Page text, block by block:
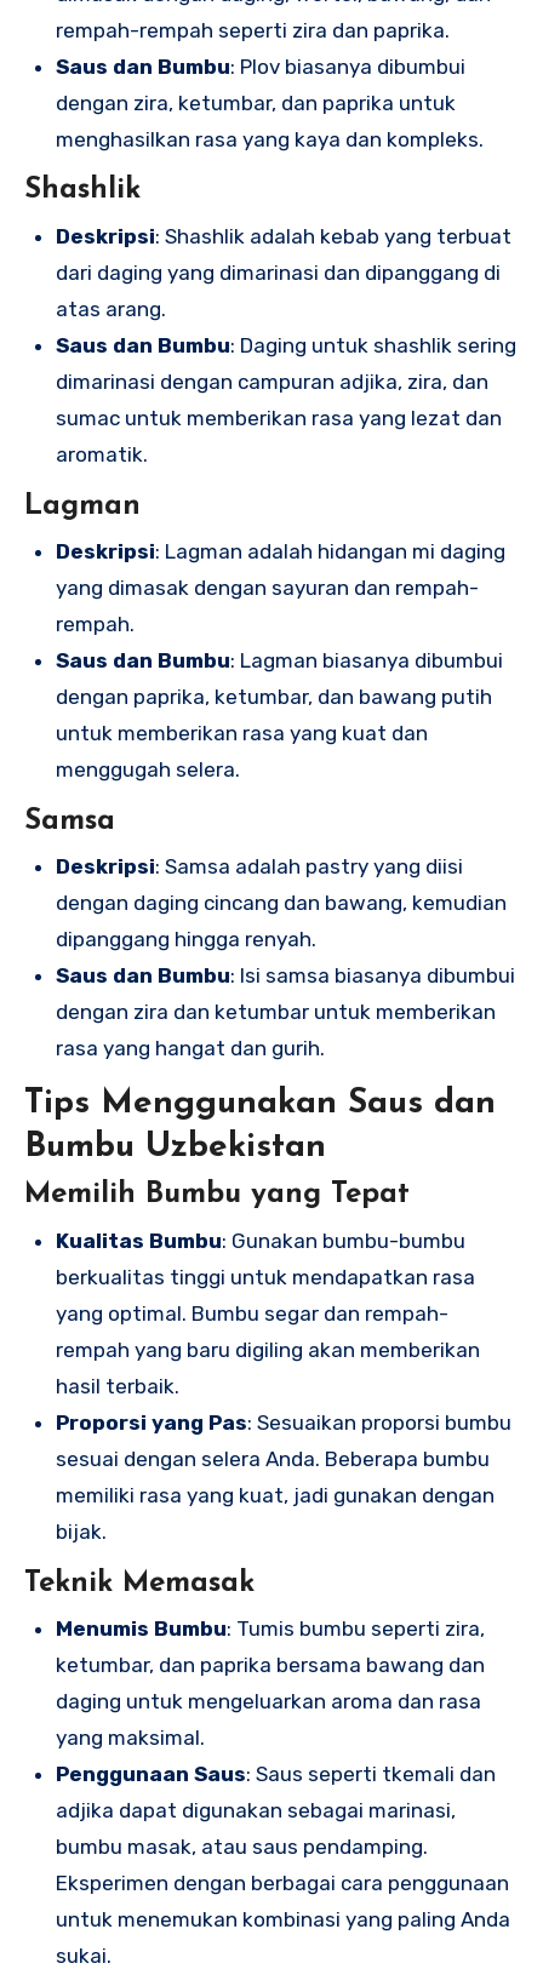
rempah-rempah seperti zira dan paprika.
Saus dan Bumbu: Plov biasanya dibumbui
dengan zira, ketumbar, dan paprika untuk
menghasilkan rasa yang kaya dan kompleks.
Shashlik
Deskripsi: Shashlik adalah kebab yang terbuat
dari daging yang dimarinasi dan dipanggang di
atas arang.
Saus dan Bumbu: Daging untuk shashlik sering
dimarinasi dengan campuran adjika, zira, dan
sumac untuk memberikan rasa yang lezat dan
aromatik.
Lagman
Deskripsi: Lagman adalah hidangan mi daging
yang dimasak dengan sayuran dan rempah-
rempah.
Saus dan Bumbu: Lagman biasanya dibumbui
dengan paprika, ketumbar, dan bawang putih
untuk memberikan rasa yang kuat dan
menggugah selera.
Samsa
Deskripsi: Samsa adalah pastry yang diisi
dengan daging cincang dan bawang, kemudian
dipanggang hingga renyah.
Saus dan Bumbu: Isi samsa biasanya dibumbui
dengan zira dan ketumbar untuk memberikan
rasa yang hangat dan gurih.
Tips Menggunakan Saus dan
Bumbu Uzbekistan
Memilih Bumbu yang Tepat
Kualitas Bumbu: Gunakan bumbu-bumbu
berkualitas tinggi untuk mendapatkan rasa
yang optimal. Bumbu segar dan rempah-
rempah yang baru digiling akan memberikan
hasil terbaik.
Proporsi yang Pas: Sesuaikan proporsi bumbu
sesuai dengan selera Anda. Beberapa bumbu
memiliki rasa yang kuat, jadi gunakan dengan
bijak.
Teknik Memasak
Menumis Bumbu: Tumis bumbu seperti zira,
ketumbar, dan paprika bersama bawang dan
daging untuk mengeluarkan aroma dan rasa
yang maksimal.
Penggunaan Saus: Saus seperti tkemali dan
adjika dapat digunakan sebagai marinasi,
bumbu masak, atau saus pendamping.
Eksperimen dengan berbagai cara penggunaan
untuk menemukan kombinasi yang paling Anda
sukai.